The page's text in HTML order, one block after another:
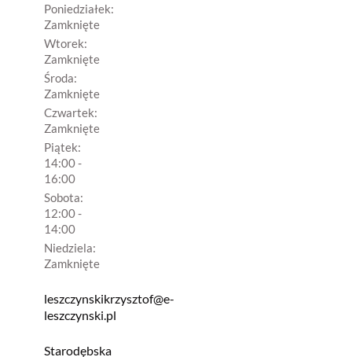
Poniedziałek:
Zamknięte
Wtorek:
Zamknięte
Środa:
Zamknięte
Czwartek:
Zamknięte
Piątek:
14:00 -
16:00
Sobota:
12:00 -
14:00
Niedziela:
Zamknięte
leszczynskikrzysztof@e-
leszczynski.pl
Starodębska